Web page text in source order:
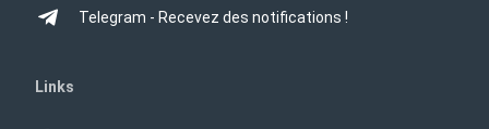
Telegram - Recevez des notifications !
Links